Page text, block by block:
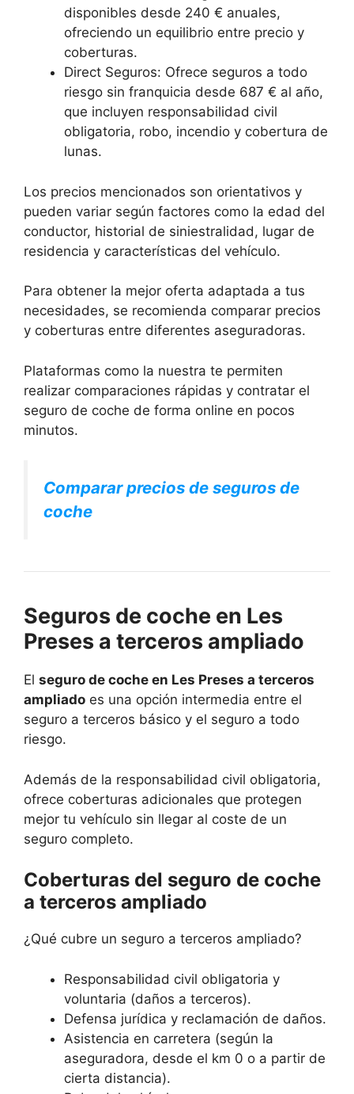
disponibles desde 240 € anuales,
ofreciendo un equilibrio entre precio y
coberturas.
Direct Seguros: Ofrece seguros a todo
riesgo sin franquicia desde 687 € al año,
que incluyen responsabilidad civil
obligatoria, robo, incendio y cobertura de
lunas.
Los precios mencionados son orientativos y
pueden variar según factores como la edad del
conductor, historial de siniestralidad, lugar de
residencia y características del vehículo.
Para obtener la mejor oferta adaptada a tus
necesidades, se recomienda comparar precios
y coberturas entre diferentes aseguradoras.
Plataformas como la nuestra te permiten
realizar comparaciones rápidas y contratar el
seguro de coche de forma online en pocos
minutos.
Comparar precios de seguros de
coche
Seguros de coche en Les
Preses a terceros ampliado
El seguro de coche en Les Preses a terceros
ampliado es una opción intermedia entre el
seguro a terceros básico y el seguro a todo
riesgo.
Además de la responsabilidad civil obligatoria,
ofrece coberturas adicionales que protegen
mejor tu vehículo sin llegar al coste de un
seguro completo.
Coberturas del seguro de coche
a terceros ampliado
¿Qué cubre un seguro a terceros ampliado?
Responsabilidad civil obligatoria y
voluntaria (daños a terceros).
Defensa jurídica y reclamación de daños.
Asistencia en carretera (según la
aseguradora, desde el km 0 o a partir de
cierta distancia).